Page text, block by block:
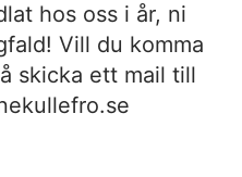
hos oss i år, ni
Vill du komma
skicka ett mail till